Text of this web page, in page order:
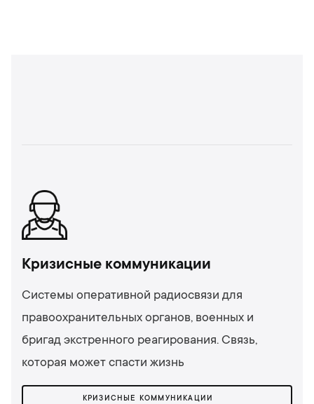
Кризисные коммуникации
Системы оперативной радиосвязи для
правоохранительных органов, военных и
бригад экстренного реагирования. Связь,
которая может спасти жизнь
КРИЗИСНЫЕ КОММУНИКАЦИИ